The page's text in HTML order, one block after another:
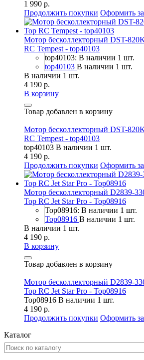
1 990 р.
Продолжить покупки Оформить
Мотор бесколлекторный DST-
RC Tempest - top40103
top40103: В наличии 1 шт.
top40103 В наличии 1 шт.
В наличии 1 шт.
4 190 р.
В корзину
Товар добавлен в корзину
Мотор бесколлекторный DST-
RC Tempest - top40103
top40103 В наличии 1 шт.
4 190 р.
Продолжить покупки Оформить
Мотор бесколлекторный D2839-
Top RC Jet Star Pro - Top08916
Top08916: В наличии 1 шт.
Top08916 В наличии 1 шт.
В наличии 1 шт.
4 190 р.
В корзину
Товар добавлен в корзину
Мотор бесколлекторный D2839-
Top RC Jet Star Pro - Top08916
Top08916 В наличии 1 шт.
4 190 р.
Продолжить покупки Оформить
Каталог